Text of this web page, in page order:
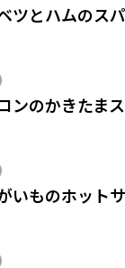
ツとハムのス
ンのかきたま
いものホット